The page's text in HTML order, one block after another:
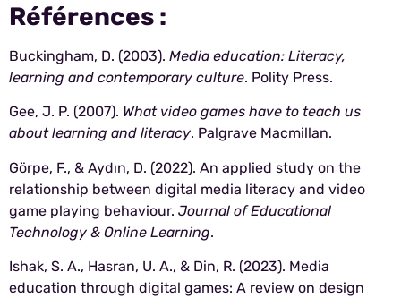
Références :
Buckingham, D. (2003). Media education: Literacy,
learning and contemporary culture. Polity Press.
Gee, J. P. (2007). What video games have to teach us
about learning and literacy. Palgrave Macmillan.
Görpe, F., & Aydın, D. (2022). An applied study on the
relationship between digital media literacy and video
game playing behaviour. Journal of Educational
Technology & Online Learning.
Ishak, S. A., Hasran, U. A., & Din, R. (2023). Media
education through digital games: A review on design